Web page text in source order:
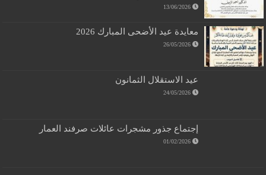
13/06/2026
معايدة عيد الأضحى المبارك 2026
26/05/2026
عيد الاستقلال الثمانون
24/05/2026
إجتماع جذور مشجرات عائلات صرفند العمار
01/02/2026